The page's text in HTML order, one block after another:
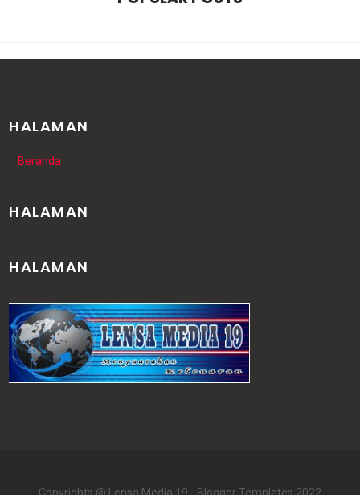
HALAMAN
Beranda
HALAMAN
HALAMAN
Copyrights @ Lensa Media 19 - Blogger Templates 2022